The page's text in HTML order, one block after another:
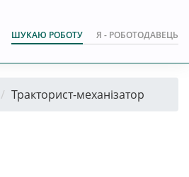
ШУКАЮ РОБОТУ Я - РОБОТОДАВЕЦЬ
Тракторист-механізатор